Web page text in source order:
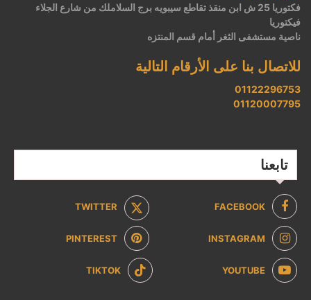
فكتوريا 25 ش ابن منقذ تقاطع سيبويه برج السلاملك من شارع الجلاء
فيكتوريا
ناصية مستشفى الثغر أمام قسم المنتزه
للاتصال بنا على الأرقام التالية
01122296753
01120007795
تابعنا
FACEBOOK
TWITTER
INSTAGRAM
PINTEREST
YOUTUBE
TIKTOK